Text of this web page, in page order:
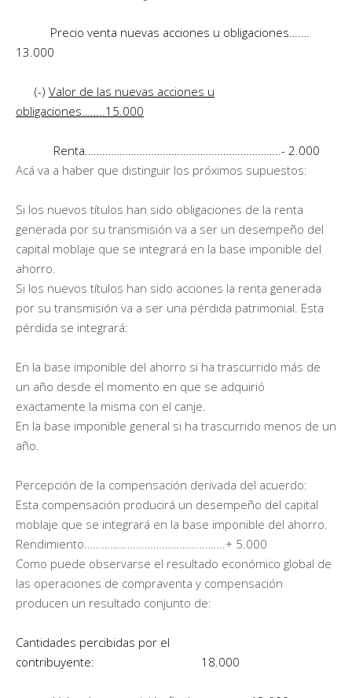
Precio venta nuevas acciones u obligaciones….…
13.000
(-) Valor de las nuevas acciones u
obligaciones……..15.000
Renta…………………………………………………………..- 2.000
Acá va a haber que distinguir los próximos supuestos:
Si los nuevos títulos han sido obligaciones de la renta
generada por su transmisión va a ser un desempeño del
capital moblaje que se integrará en la base imponible del
ahorro.
Si los nuevos títulos han sido acciones la renta generada
por su transmisión va a ser una pérdida patrimonial. Esta
pérdida se integrará:
En la base imponible del ahorro si ha trascurrido más de
un año desde el momento en que se adquirió
exactamente la misma con el canje.
En la base imponible general si ha trascurrido menos de un
año.
Percepción de la compensación derivada del acuerdo:
Esta compensación producirá un desempeño del capital
moblaje que se integrará en la base imponible del ahorro.
Rendimiento………………………………………….+ 5.000
Como puede observarse el resultado económico global de
las operaciones de compraventa y compensación
producen un resultado conjunto de:
Cantidades percibidas por el
contribuyente: 18.000